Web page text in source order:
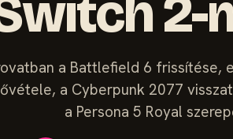
2-
a Battlefield 6 frissítése,
a Cyberpunk 2077
a Persona 5 Royal